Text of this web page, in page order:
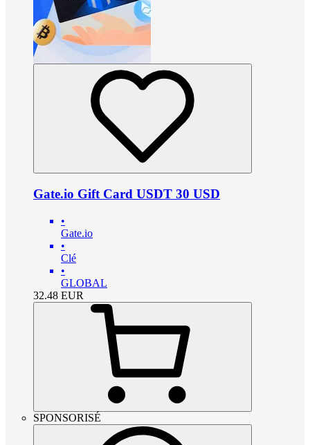
Gate.io Gift Card USDT 30 USD
•
Gate.io
•
Clé
•
GLOBAL
32.48 EUR
SPONSORISÉ